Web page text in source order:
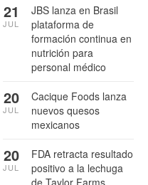
JBS lanza en Brasil
plataforma de
formación continua en
nutrición para
personal médico
21
JUL
Cacique Foods lanza
nuevos quesos
mexicanos
20
JUL
FDA retracta resultado
positivo a la lechuga
20
JUL